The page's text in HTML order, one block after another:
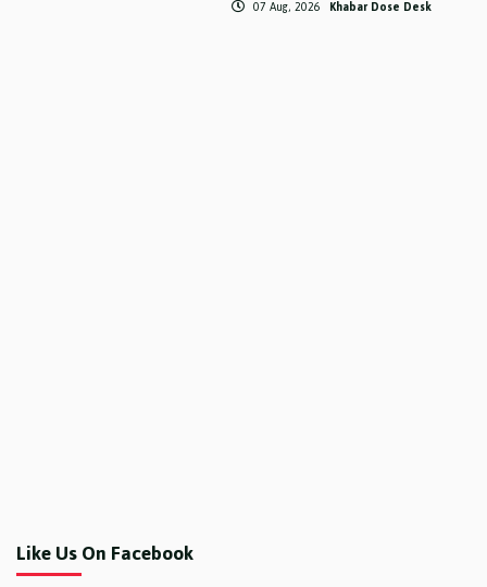
07 Aug, 2026 Khabar Dose Desk
Like Us On Facebook